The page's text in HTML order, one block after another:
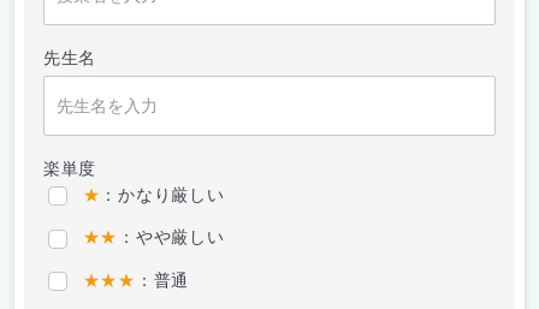
先生名
楽単度
★ ：かなり厳しい
★★ ：やや厳しい
★★★ ：普通